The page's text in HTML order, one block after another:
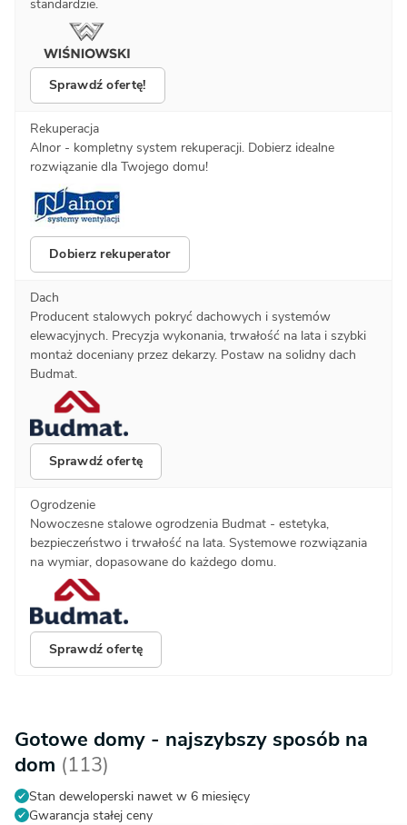
standardzie.
Sprawdź ofertę!
Rekuperacja
Alnor - kompletny system rekuperacji. Dobierz idealne
rozwiązanie dla Twojego domu!
Dobierz rekuperator
Dach
Producent stalowych pokryć dachowych i systemów
elewacyjnych. Precyzja wykonania, trwałość na lata i szybki
montaż doceniany przez dekarzy. Postaw na solidny dach
Budmat.
Sprawdź ofertę
Ogrodzenie
Nowoczesne stalowe ogrodzenia Budmat - estetyka,
bezpieczeństwo i trwałość na lata. Systemowe rozwiązania
na wymiar, dopasowane do każdego domu.
Sprawdź ofertę
Gotowe domy - najszybszy sposób na
dom (113)
Stan deweloperski nawet w 6 miesięcy
Gwarancja stałej ceny